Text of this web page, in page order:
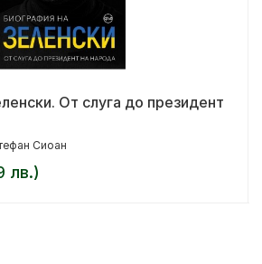
От слуга до президент
Сиоан
лв.)